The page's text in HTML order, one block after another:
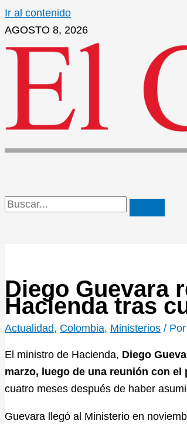
Ir al contenido
AGOSTO 8, 2026
Diego Guevara
Hacienda tras
Actualidad, Colombia, Ministerios / Por
El ministro de Hacienda, Diego
marzo, luego de una reunión con el
cuatro meses después de haber
Guevara llegó al Ministerio en